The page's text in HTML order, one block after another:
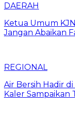
DAERAH
Ketua Umum
Jangan Abaikan
REGIONAL
Air Bersih Hadir
Kaler Sampaikan